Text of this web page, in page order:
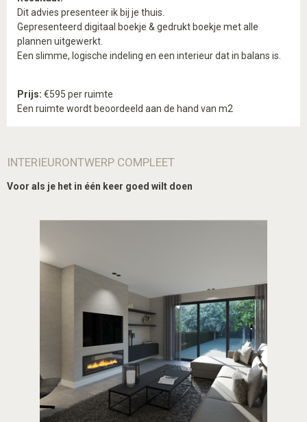
Dit advies presenteer ik bij je thuis.
Gepresenteerd digitaal boekje & gedrukt boekje met alle
plannen uitgewerkt.
Een slimme, logische indeling en een interieur dat in balans is.
Prijs: €595 per ruimte
Een ruimte wordt beoordeeld aan de hand van m2
INTERIEURONTWERP COMPLEET
Voor als je het in één keer goed wilt doen